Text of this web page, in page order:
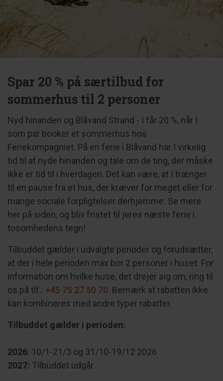
Spar 20 % på særtilbud for
sommerhus til 2 personer
Nyd hinanden og Blåvand Strand - I får 20 %, når I
som par booker et sommerhus hos
Feriekompagniet. På en ferie i Blåvand har I virkelig
tid til at nyde hinanden og tale om de ting, der måske
ikke er tid til i hverdagen. Det kan være, at I trænger
til en pause fra et hus, der kræver for meget eller for
mange sociale forpligtelser derhjemme. Se mere
her på siden, og bliv fristet til jeres næste ferie i
tosomhedens tegn!
Tilbuddet gælder i udvalgte perioder og forudsætter,
at der i hele perioden max bor 2 personer i huset. For
information om hvilke huse, det drejer sig om, ring til
os på tlf.: +45 75 27 50 70. Bemærk at rabatten ikke
kan kombineres med andre typer rabatter.
Tilbuddet gælder i perioden:
2026: 10/1-21/3 og 31/10-19/12 2026
2027: Tilbuddet udgår